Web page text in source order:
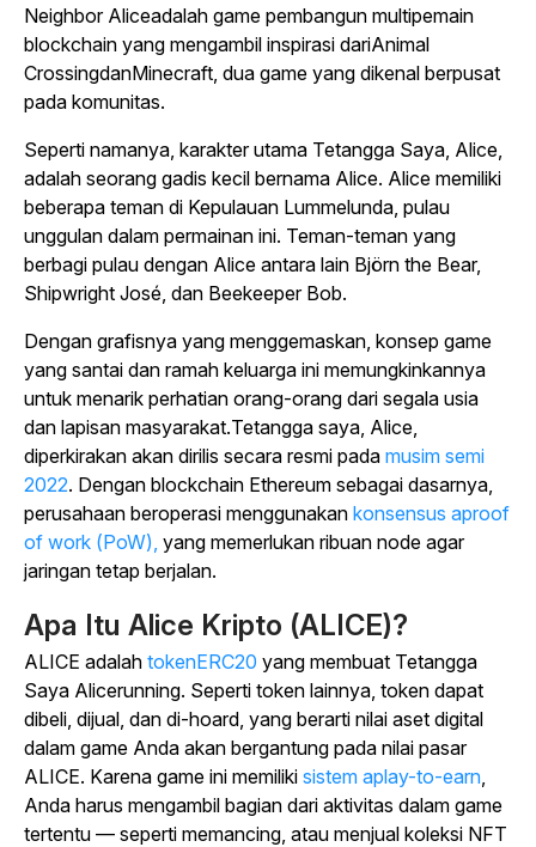
Neighbor Aliceadalah game pembangun multipemain
blockchain yang mengambil inspirasi dariAnimal
CrossingdanMinecraft, dua game yang dikenal berpusat
pada komunitas.
Seperti namanya, karakter utama Tetangga Saya, Alice,
adalah seorang gadis kecil bernama Alice. Alice memiliki
beberapa teman di Kepulauan Lummelunda, pulau
unggulan dalam permainan ini. Teman-teman yang
berbagi pulau dengan Alice antara lain Björn the Bear,
Shipwright José, dan Beekeeper Bob.
Dengan grafisnya yang menggemaskan, konsep game
yang santai dan ramah keluarga ini memungkinkannya
untuk menarik perhatian orang-orang dari segala usia
dan lapisan masyarakat.Tetangga saya, Alice,
diperkirakan akan dirilis secara resmi pada musim semi
2022. Dengan blockchain Ethereum sebagai dasarnya,
perusahaan beroperasi menggunakan konsensus aproof
of work (PoW), yang memerlukan ribuan node agar
jaringan tetap berjalan.
Apa Itu Alice Kripto (ALICE)?
ALICE adalah tokenERC20 yang membuat Tetangga
Saya Alicerunning. Seperti token lainnya, token dapat
dibeli, dijual, dan di-hoard, yang berarti nilai aset digital
dalam game Anda akan bergantung pada nilai pasar
ALICE. Karena game ini memiliki sistem aplay-to-earn,
Anda harus mengambil bagian dari aktivitas dalam game
tertentu — seperti memancing, atau menjual koleksi NFT